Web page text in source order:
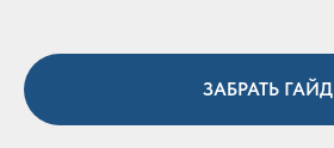
ЗАБРАТЬ ГАЙД